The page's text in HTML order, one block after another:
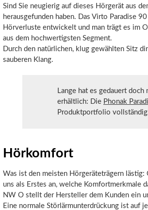
Sind Sie neugierig auf dieses Hörgerät aus
herausgefunden haben. Das Virto Paradise
Hörverluste entwickelt und man trägt es im
aus dem hochwertigsten Segment.
Durch den natürlichen, klug gewählten Sitz
sauberen Klang.
Lange hat es gedauert
erhältlich: Die Phonak
Produktportfolio
Hörkomfort
Was ist den meisten Hörgeräteträgern lästig:
uns als Erstes an, welche Komfortmerkmale
NW O stellt der Hersteller dem Kunden ein
Eine normale Störlärmunterdrückung ist auf